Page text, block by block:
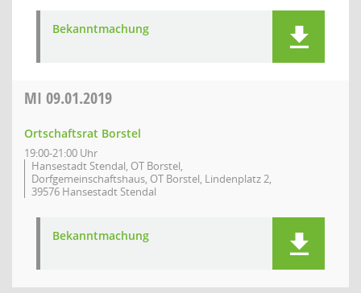
Bekanntmachung
MI 09.01.2019
Ortschaftsrat Borstel
19:00-21:00 Uhr
Hansestadt Stendal, OT Borstel,
Dorfgemeinschaftshaus, OT Borstel, Lindenplatz 2,
39576 Hansestadt Stendal
Bekanntmachung